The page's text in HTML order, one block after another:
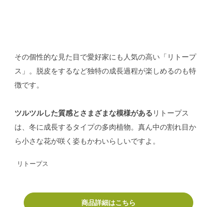
その個性的な見た目で愛好家にも人気の高い「リトープ
ス」。脱皮をするなど独特の成長過程が楽しめるのも特
徴です。
ツルツルした質感とさまざまな模様がある リトープス
は、冬に成長するタイプの多肉植物。真ん中の割れ目か
ら小さな花が咲く姿もかわいらしいですよ。
リトープス
商品詳細はこちら